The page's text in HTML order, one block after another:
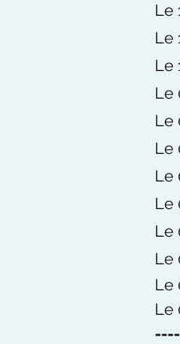
Le
Le
Le
Le
Le
Le
Le
Le
Le
Le
Le
Le